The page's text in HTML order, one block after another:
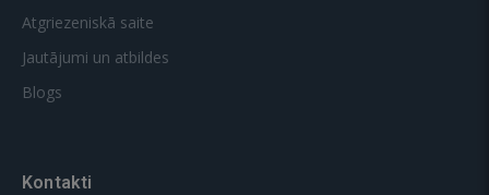
Atgriezeniskā saite
Jautājumi un atbildes
Blogs
Kontakti